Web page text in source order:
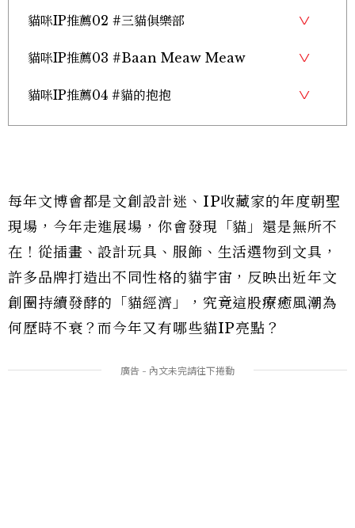
貓咪IP推薦02 #三貓俱樂部
貓咪IP推薦03 #Baan Meaw Meaw
貓咪IP推薦04 #貓的抱抱
每年文博會都是文創設計迷、IP收藏家的年度朝聖
現場，今年走進展場，你會發現「貓」還是無所不
在！從插畫、設計玩具、服飾、生活選物到文具，
許多品牌打造出不同性格的貓宇宙，反映出近年文
創圈持續發酵的「貓經濟」，究竟這股療癒風潮為
何歷時不衰？而今年又有哪些貓IP亮點？